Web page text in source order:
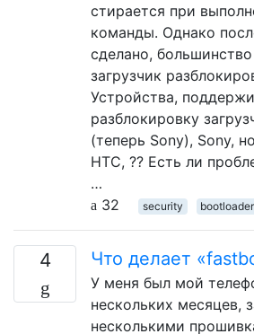
стирается при
команды. Однако
сделано,
загрузчик
Устройства,
разблокировку
(теперь Sony), Sony,
HTC, ?? Есть ли
…
32
security
4 Что делает
У меня был мой
нескольких месяцев,
несколькими